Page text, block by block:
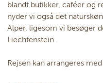
blandt butikker, caféer og
nyder vi også det
Alper, ligesom vi besøger
Liechtenstein.
Rejsen kan arrangeres